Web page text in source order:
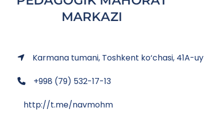
Karmana tumani, Toshkent ko‘chasi, 41A-uy
+998 (79) 532-17-13
http://t.me/navmohm